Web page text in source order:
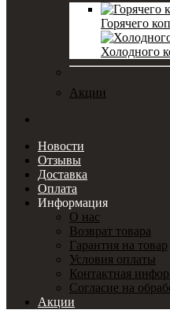
Горячего
Холодного
Акции
Новости
Отзывы
Доставка
Оплата
Информация
О нас
Возврат товара
Гарантия на товар
Условия оплаты
Контактная
Согласие на
Акции